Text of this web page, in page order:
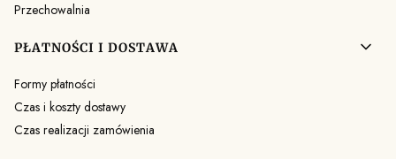
Przechowalnia
PŁATNOŚCI I DOSTAWA
Formy płatności
Czas i koszty dostawy
Czas realizacji zamówienia